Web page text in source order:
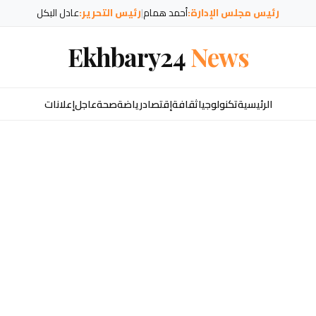
رئيس مجلس الإدارة:أحمد همام|رئيس التحرير:عادل البكل
Ekhbary24News
الرئيسيةتكنولوجياثقافةإقتصادرياضةصحةعاجلإعلانات